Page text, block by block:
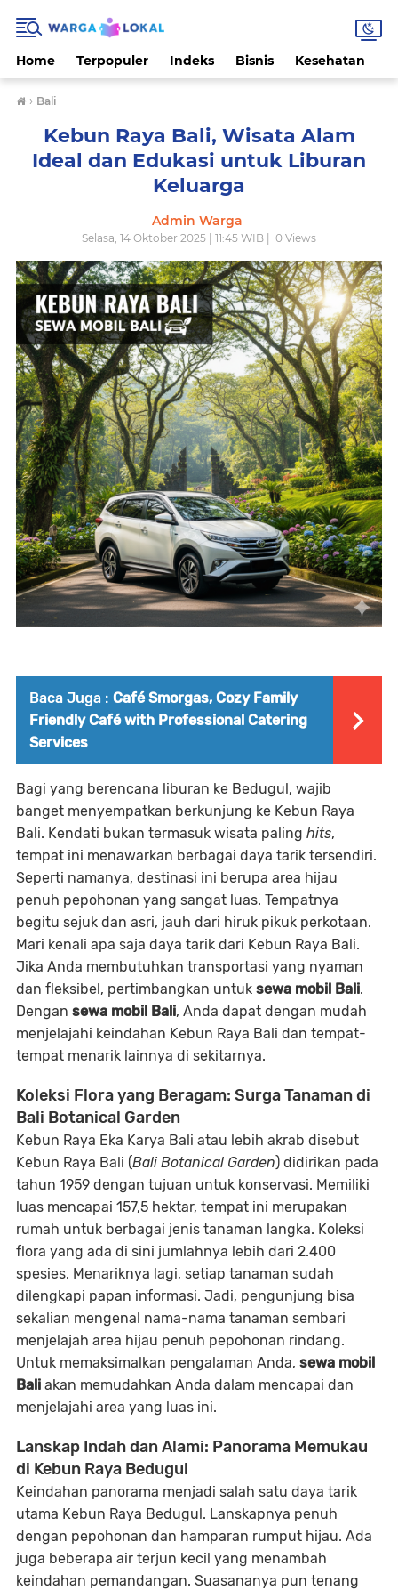
Home Terpopuler Indeks Bisnis Kesehatan
› Bali
Kebun Raya Bali, Wisata Alam
Ideal dan Edukasi untuk Liburan
Keluarga
Admin Warga
Selasa, 14 Oktober 2025 | 11:45 WIB | 0 Views
Baca Juga : Café Smorgas, Cozy Family
Friendly Café with Professional Catering
Services
Bagi yang berencana liburan ke Bedugul, wajib
banget menyempatkan berkunjung ke Kebun Raya
Bali. Kendati bukan termasuk wisata paling hits,
tempat ini menawarkan berbagai daya tarik tersendiri.
Seperti namanya, destinasi ini berupa area hijau
penuh pepohonan yang sangat luas. Tempatnya
begitu sejuk dan asri, jauh dari hiruk pikuk perkotaan.
Mari kenali apa saja daya tarik dari Kebun Raya Bali.
Jika Anda membutuhkan transportasi yang nyaman
dan fleksibel, pertimbangkan untuk sewa mobil Bali.
Dengan sewa mobil Bali, Anda dapat dengan mudah
menjelajahi keindahan Kebun Raya Bali dan tempat-
tempat menarik lainnya di sekitarnya.
Koleksi Flora yang Beragam: Surga Tanaman di
Bali Botanical Garden
Kebun Raya Eka Karya Bali atau lebih akrab disebut
Kebun Raya Bali (Bali Botanical Garden) didirikan pada
tahun 1959 dengan tujuan untuk konservasi. Memiliki
luas mencapai 157,5 hektar, tempat ini merupakan
rumah untuk berbagai jenis tanaman langka. Koleksi
flora yang ada di sini jumlahnya lebih dari 2.400
spesies. Menariknya lagi, setiap tanaman sudah
dilengkapi papan informasi. Jadi, pengunjung bisa
sekalian mengenal nama-nama tanaman sembari
menjelajah area hijau penuh pepohonan rindang.
Untuk memaksimalkan pengalaman Anda, sewa mobil
Bali akan memudahkan Anda dalam mencapai dan
menjelajahi area yang luas ini.
Lanskap Indah dan Alami: Panorama Memukau
di Kebun Raya Bedugul
Keindahan panorama menjadi salah satu daya tarik
utama Kebun Raya Bedugul. Lanskapnya penuh
dengan pepohonan dan hamparan rumput hijau. Ada
juga beberapa air terjun kecil yang menambah
keindahan pemandangan. Suasananya pun tenang